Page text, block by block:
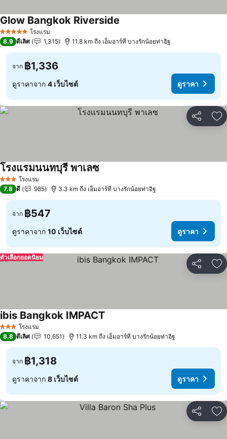
5 ดาว โรงแรม
Glow Bangkok Riverside
8.9 ดีเลิศ 1,315 11.8 km ถึง เอ็มอาร์ที บางรักน้อยท่าอิฐ
จาก ฿1,336
ดูราคาจาก 4 เว็บไซต์ ดูราคา
แชร์ เ
3 ดาว โรงแรม
โรงแรมนนทบุรี พาเลซ
7.8 ดี 985 3.3 km ถึง เอ็มอาร์ที บางรักน้อยท่าอิฐ
จาก ฿547
ดูราคาจาก 10 เว็บไซต์ ดูราคา
แชร์ เ
ตัวเลือกยอดนิยม
3 ดาว โรงแรม
ibis Bangkok IMPACT
8.8 ดีเลิศ 10,651 11.3 km ถึง เอ็มอาร์ที บางรักน้อยท่าอิฐ
จาก ฿1,318
ดูราคาจาก 8 เว็บไซต์ ดูราคา
แชร์ เ